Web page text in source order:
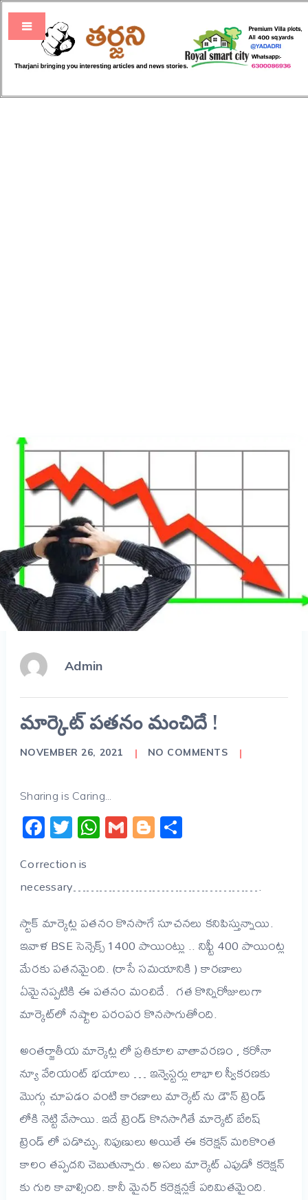
Admin
మార్కెట్ పతనం మంచిదే !
NOVEMBER 26, 2021 NO COMMENTS
Sharing is Caring...
Facebook
Twitter
WhatsApp
GmailBlogger
Share
Correction is
necessary…………………………………….
స్టాక్ మార్కెట్ల పతనం కొనసాగే సూచనలు కనిపిస్తున్నాయి.
ఇవాళ BSE సెన్సెక్స్ 1400 పాయింట్లు .. నిఫ్టీ 400 పాయింట్ల
మేరకు పతనమైంది. (రాసే సమయానికి ) కారణాలు
ఏమైనప్పటికి ఈ పతనం మంచిదే. గత కొన్నిరోజులుగా
మార్కెట్‌లో నష్టాల పరంపర కొనసాగుతోంది.
అంతర్జాతీయ మార్కెట్ల లో ప్రతికూల వాతావరణం , కరోనా
న్యూ వేరియంట్ భయాలు … ఇన్వెస్టర్లు లాభాల స్వీకరణకు
మొగ్గు చూపడం వంటి కారణాలు మార్కెట్ ను డౌన్ ట్రెండ్
లోకి నెట్టి వేసాయి. ఇదే ట్రెండ్ కొనసాగితే మార్కెట్ బేరిష్
ట్రెండ్ లో పడొచ్చు. నిపుణులు అయితే ఈ కరెక్షన్‌ మరికొంత
కాలం తప్పదని చెబుతున్నారు. అసలు మార్కెట్ ఎపుడో కరెక్షన్
కు గురి కావాల్సింది. కానీ మైనర్ కరెక్షన్లకే పరిమితమైంది.